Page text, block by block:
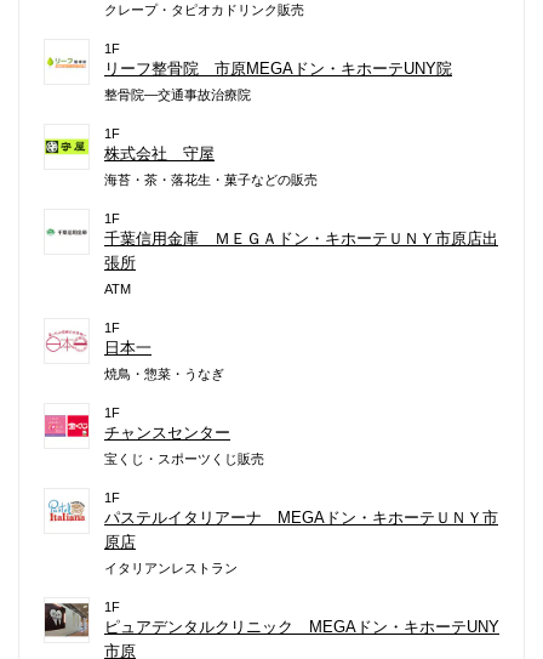
クレープ・タピオカドリンク販売
1F
リーフ整骨院 市原MEGAドン・キホーテUNY院
整骨院―交通事故治療院
1F
株式会社 守屋
海苔・茶・落花生・菓子などの販売
1F
千葉信用金庫 ＭＥＧＡドン・キホーテＵＮＹ市原店出
張所
ATM
1F
日本一
焼鳥・惣菜・うなぎ
1F
チャンスセンター
宝くじ・スポーツくじ販売
1F
パステルイタリアーナ MEGAドン・キホーテＵＮＹ市
原店
イタリアンレストラン
1F
ピュアデンタルクリニック MEGAドン・キホーテUNY
市原